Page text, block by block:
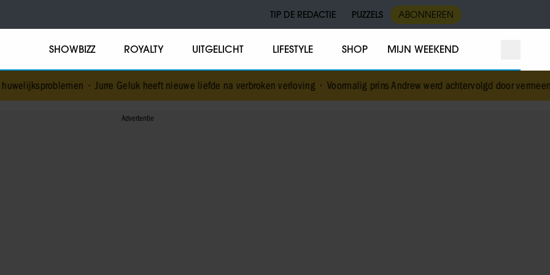
TIP DE REDACTIE PUZZELS ABONNEREN
SHOWBIZZ ROYALTY UITGELICHT LIFESTYLE SHOP MIJN WEEKEND
•Jurre Geluk heeft nieuwe liefde na verbroken verloving•Voormalig prins Andrew werd achtervolgd door vermeende stalker met